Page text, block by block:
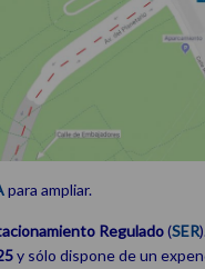
para ampliar.
Regulado(SER
y sólo dispone de un